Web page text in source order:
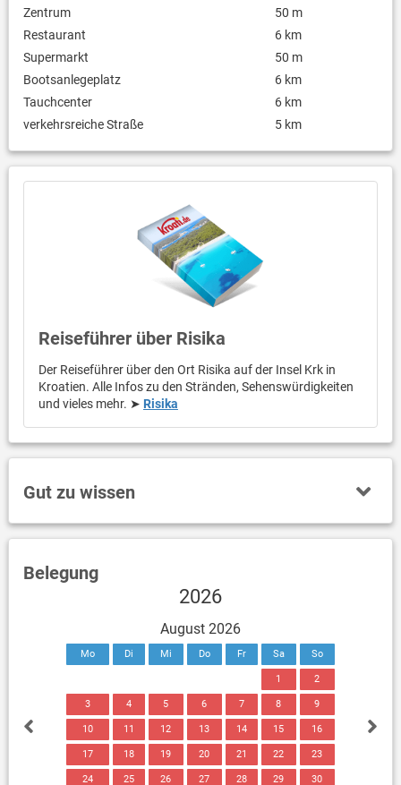
Zentrum
50 m
Restaurant
6 km
Supermarkt
50 m
Bootsanlegeplatz
6 km
Tauchcenter
6 km
verkehrsreiche Straße
5 km
Reiseführer über Risika
Der Reiseführer über den Ort Risika auf der Insel Krk in
Kroatien. Alle Infos zu den Stränden, Sehenswürdigkeiten
und vieles mehr. ➤ Risika
Gut zu wissen
Belegung
2026
August 2026
Mo Di Mi Do Fr Sa So
1 2
3 4 5 6 7 8 9
10 11 12 13 14 15 16
17 18 19 20 21 22 23
24 25 26 27 28 29 30